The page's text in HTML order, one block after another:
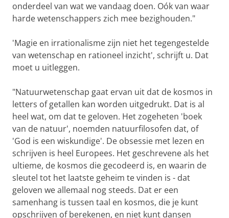
onderdeel van wat we vandaag doen. Oók van waar
harde wetenschappers zich mee bezighouden."
'Magie en irrationalisme zijn niet het tegengestelde
van wetenschap en rationeel inzicht', schrijft u. Dat
moet u uitleggen.
"Natuurwetenschap gaat ervan uit dat de kosmos in
letters of getallen kan worden uitgedrukt. Dat is al
heel wat, om dat te geloven. Het zogeheten 'boek
van de natuur', noemden natuurfilosofen dat, of
'God is een wiskundige'. De obsessie met lezen en
schrijven is heel Europees. Het geschrevene als het
ultieme, de kosmos die gecodeerd is, en waarin de
sleutel tot het laatste geheim te vinden is - dat
geloven we allemaal nog steeds. Dat er een
samenhang is tussen taal en kosmos, die je kunt
opschrijven of berekenen, en niet kunt dansen